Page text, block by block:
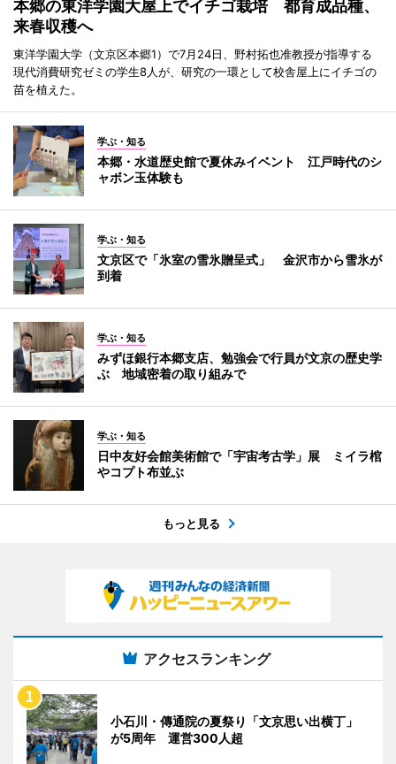
本郷の東洋学園大屋上でイチゴ栽培 都育成品種、
来春収穫へ
東洋学園大学（文京区本郷1）で7月24日、野村拓也准教授が指導する
現代消費研究ゼミの学生8人が、研究の一環として校舎屋上にイチゴの
苗を植えた。
学ぶ・知る
本郷・水道歴史館で夏休みイベント 江戸時代のシ
ャボン玉体験も
学ぶ・知る
文京区で「氷室の雪氷贈呈式」 金沢市から雪氷が
到着
学ぶ・知る
みずほ銀行本郷支店、勉強会で行員が文京の歴史学
ぶ 地域密着の取り組みで
学ぶ・知る
日中友好会館美術館で「宇宙考古学」展 ミイラ棺
やコプト布並ぶ
もっと見る
アクセスランキング
小石川・傳通院の夏祭り「文京思い出横丁」
が5周年 運営300人超